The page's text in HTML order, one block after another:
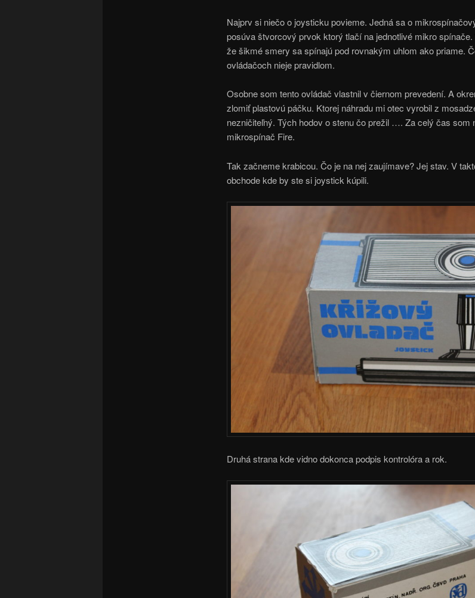
Najprv si niečo o joysticku povieme. Jedná sa o
posúva štvorcový prvok ktorý tlačí na jednotlivé mikro spínače.
že šikmé smery sa spínajú pod rovnakým uhlom ako priame.
ovládačoch nieje pravidlom.
Osobne som tento ovládač vlastnil v čiernom prevedení. A
zlomiť plastovú páčku. Ktorej náhradu mi otec vyrobil z
nezničiteľný. Tých hodov o stenu čo prežil …. Za celý čas som
mikrospínač Fire.
Tak začneme krabicou. Čo je na nej zaujímave? Jej stav. V
obchode kde by ste si joystick kúpili.
Druhá strana kde vidno dokonca podpis kontrolóra a rok.